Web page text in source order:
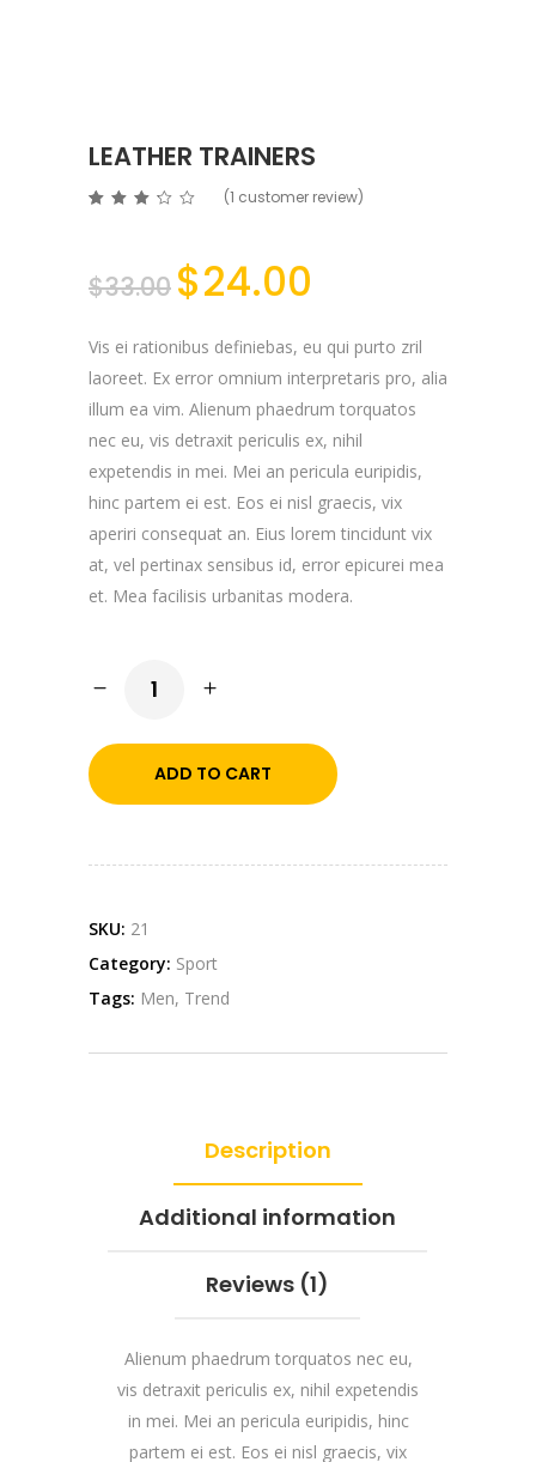
LEATHER TRAINERS
rating
(1 customer review)
$33.00 $24.00
Vis ei rationibus definiebas, eu qui purto zril
laoreet. Ex error omnium interpretaris pro, alia
illum ea vim. Alienum phaedrum torquatos
nec eu, vis detraxit periculis ex, nihil
expetendis in mei. Mei an pericula euripidis,
hinc partem ei est. Eos ei nisl graecis, vix
aperiri consequat an. Eius lorem tincidunt vix
at, vel pertinax sensibus id, error epicurei mea
et. Mea facilisis urbanitas modera.
ADD TO CART
SKU: 21
Category: Sport
Tags: Men, Trend
Description
Additional information
Reviews (1)
Alienum phaedrum torquatos nec eu,
vis detraxit periculis ex, nihil expetendis
in mei. Mei an pericula euripidis, hinc
partem ei est. Eos ei nisl graecis, vix